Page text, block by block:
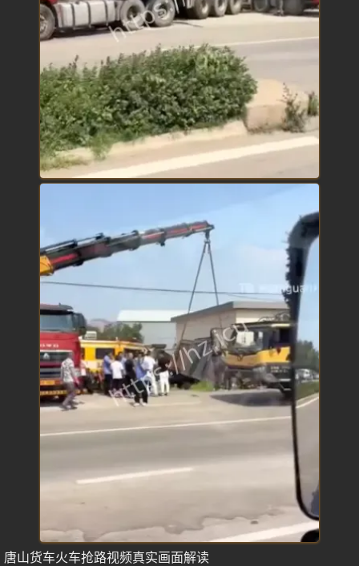
唐山货车火车抢路视频真实画面解读